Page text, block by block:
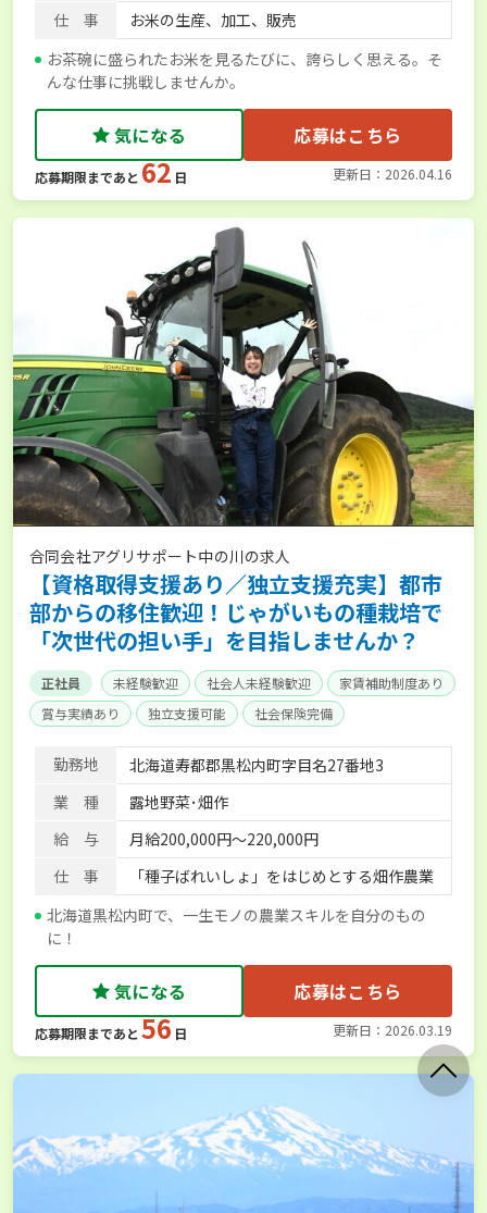
仕 事
お米の生産、加工、販売
お茶碗に盛られたお米を見るたびに、誇らしく思える。そ
んな仕事に挑戦しませんか。
気になる 応募はこちら
応募期限まであと 62 日 更新日：2026.04.16
合同会社アグリサポート中の川の求人
【資格取得支援あり／独立支援充実】都市
部からの移住歓迎！じゃがいもの種栽培で
「次世代の担い手」を目指しませんか？
正社員 未経験歓迎 社会人未経験歓迎
家賃補助制度あり
賞与実績あり
独立支援可能 社会保険完備
勤務地
北海道寿都郡黒松内町字目名27番地3
業 種
露地野菜･畑作
給 与
月給200,000円～220,000円
仕 事
「種子ばれいしょ」をはじめとする畑作農業
北海道黒松内町で、一生モノの農業スキルを自分のもの
に！
気になる 応募はこちら
応募期限まであと 56 日 更新日：2026.03.19